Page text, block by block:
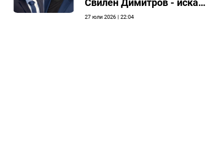
Свилен Димитров - иска
етичната комисия на
27 юли 2026 | 22:04